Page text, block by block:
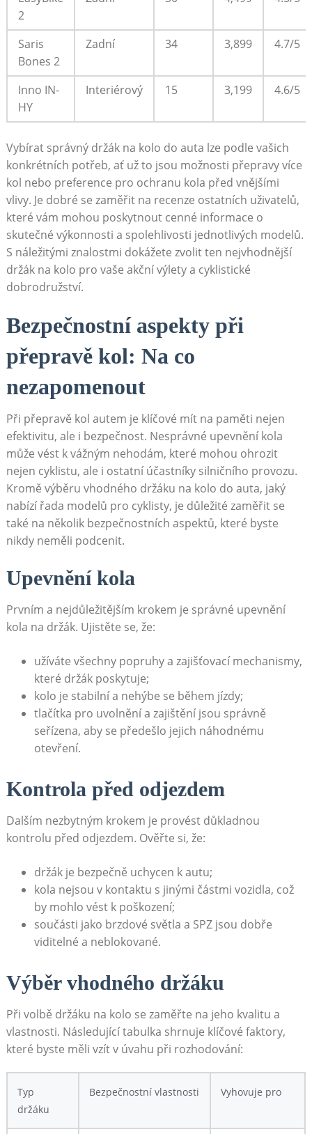
2
Saris
Bones 2
Zadní 34 3,899 4.7/5
Inno IN-
HY
Interiérový 15 3,199 4.6/5
Vybírat správný držák na kolo do auta lze⁤ podle ⁤vašich
konkrétních potřeb, ať⁢ už to jsou ⁢možnosti přepravy více
kol nebo preference pro ochranu​ kola před vnějšími
vlivy. ‌Je ⁢dobré se zaměřit‍ na​ recenze ostatních uživatelů,
které vám⁣ mohou⁢ poskytnout cenné informace o
skutečné výkonnosti ⁢a‌ spolehlivosti jednotlivých​ modelů.
S náležitými znalostmi dokážete zvolit ten⁤ nejvhodnější
držák na kolo ​pro vaše akční⁣ výlety⁢ a cyklistické
dobrodružství.
Bezpečnostní aspekty při
‌přepravě kol:⁢ Na co
nezapomenout
Při‍ přepravě‍ kol autem je⁣ klíčové mít ⁣na‌ paměti nejen
efektivitu, ale i bezpečnost.​ Nesprávné​ upevnění ‍kola
může vést ⁣k vážným nehodám, které mohou ohrozit
nejen cyklistu, ale i ostatní ⁤účastníky silničního provozu.
‌Kromě ⁤výběru vhodného držáku na kolo do auta, jaký
nabízí⁤ řada ​modelů pro cyklisty, je důležité zaměřit⁢ se‌
také na několik⁣ bezpečnostních aspektů, které byste
nikdy⁤ neměli ⁣podcenit.
Upevnění kola
Prvním a nejdůležitějším krokem je správné upevnění
kola ⁤na držák. Ujistěte se, ⁤že:
užíváte ​všechny ⁢popruhy a zajišťovací‌ mechanismy,⁣
které držák poskytuje;
kolo je stabilní a‍ nehýbe ‍se během jízdy;
tlačítka ⁢pro uvolnění a zajištění​ jsou správně
seřízena, aby‍ se předešlo jejich náhodnému
otevření.
Kontrola před odjezdem
Dalším nezbytným krokem​ je provést⁢ důkladnou‍
kontrolu před odjezdem. Ověřte ‍si,‌ že:
držák je bezpečně uchycen ‌k ⁤autu;
kola nejsou v ⁣kontaktu s jinými⁣ částmi vozidla, což
⁤by mohlo vést k poškození;
součásti jako brzdové světla⁤ a SPZ⁣ jsou dobře
viditelné a⁢ neblokované.
Výběr⁤ vhodného držáku
Při volbě držáku ‍na kolo se zaměřte na jeho ⁢kvalitu a
‌vlastnosti. ​Následující tabulka shrnuje klíčové ⁤faktory,‍
které ​byste měli⁤ vzít ‍v úvahu při rozhodování:
Typ ​
držáku
Bezpečnostní⁣ vlastnosti Vyhovuje pro